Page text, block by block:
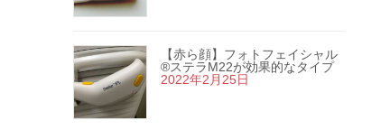
【赤ら顔】フォトフェイシャル
®ステラM22が効果的なタイプ
2022年2月25日